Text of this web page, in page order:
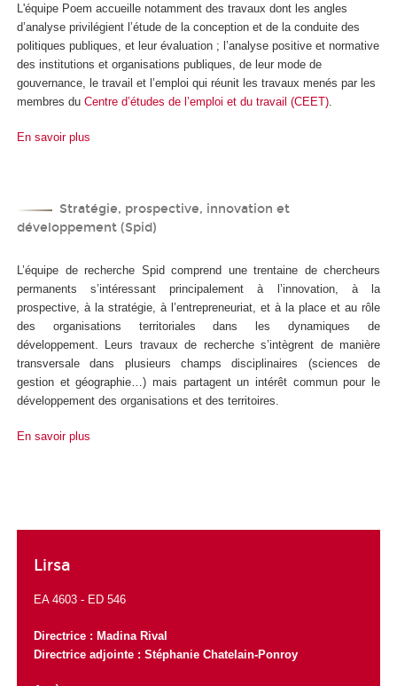
L'équipe Poem accueille notamment des travaux dont les angles
d’analyse privilégient l’étude de la conception et de la conduite des
politiques publiques, et leur évaluation ; l’analyse positive et normative
des institutions et organisations publiques, de leur mode de
gouvernance, le travail et l’emploi qui réunit les travaux menés par les
membres du Centre d’études de l’emploi et du travail (CEET)
En savoir plus
Stratégie, prospective, innovation et
développement (Spid)
L’équipe de recherche Spid comprend une trentaine de chercheurs
permanents s’intéressant principalement à l’innovation, à la
prospective, à la stratégie, à l’entrepreneuriat, et à la place et au rôle
des organisations territoriales dans les dynamiques de
développement. Leurs travaux de recherche s’intègrent de manière
transversale dans plusieurs champs disciplinaires (sciences de
gestion et géographie…) mais partagent un intérêt commun pour le
développement des organisations et des territoires.
En savoir plus
Lirsa
EA 4603 - ED 546
Directrice : Madina Rival
Directrice adjointe : Stéphanie Chatelain-Ponroy